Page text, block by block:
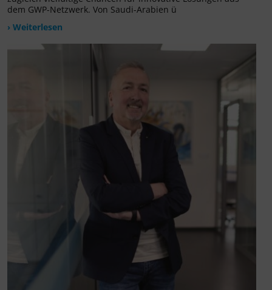
dem GWP-Netzwerk. Von Saudi-Arabien ü
› Weiterlesen